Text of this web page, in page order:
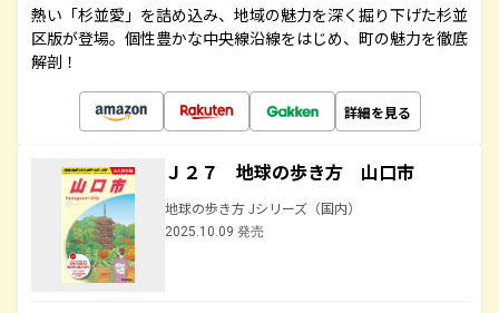
熱い「杉並愛」を詰め込み、地域の魅力を深く掘り下げた杉並
区版が登場。個性豊かな中央線沿線をはじめ、町の魅力を徹底
解剖！
詳細を見る
Ｊ２７ 地球の歩き方 山口市
地球の歩き方 Jシリーズ（国内）
2025.10.09 発売